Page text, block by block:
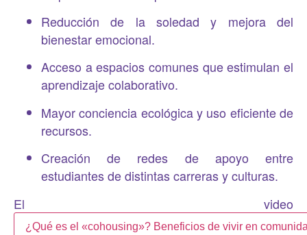
Reducción de la soledad y mejora del
bienestar emocional.
Acceso a espacios comunes que estimulan el
aprendizaje colaborativo.
Mayor conciencia ecológica y uso eficiente de
recursos.
Creación de redes de apoyo entre
estudiantes de distintas carreras y culturas.
El video
¿Qué es el «cohousing»? Beneficios de vivir en